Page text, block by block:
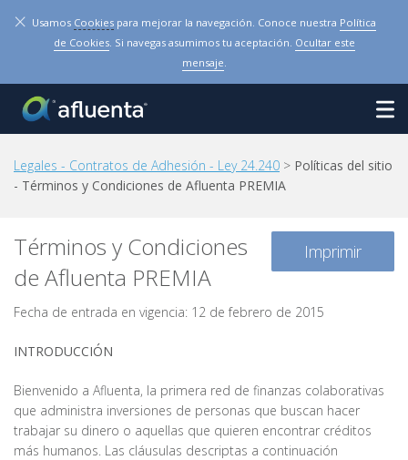
× Usamos Cookies para mejorar la navegación. Conoce nuestra Política
de Cookies. Si navegas asumimos tu aceptación. Ocultar este
mensaje.
Legales - Contratos de Adhesión - Ley 24.240 > Políticas del sitio
- Términos y Condiciones de Afluenta PREMIA
Imprimir
Términos y Condiciones
de Afluenta PREMIA
Fecha de entrada en vigencia: 12 de febrero de 2015
INTRODUCCIÓN
Bienvenido a Afluenta, la primera red de finanzas colaborativas
que administra inversiones de personas que buscan hacer
trabajar su dinero o aquellas que quieren encontrar créditos
más humanos. Las cláusulas descriptas a continuación